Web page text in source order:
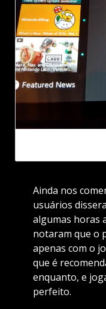
Ainda nos
usuários
algumas horas
notaram que o
apenas com o
que é
enquanto, e
perfeito.